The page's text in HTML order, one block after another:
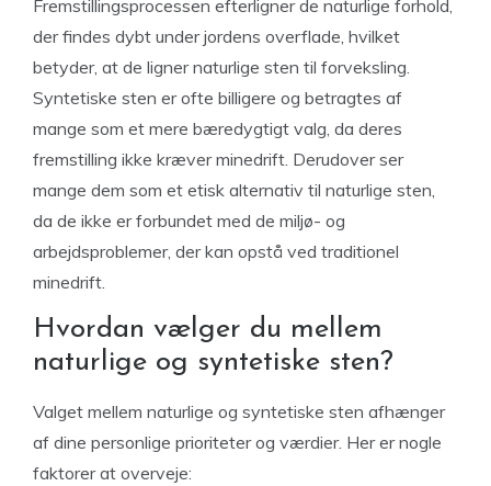
Fremstillingsprocessen efterligner de naturlige forhold,
der findes dybt under jordens overflade, hvilket
betyder, at de ligner naturlige sten til forveksling.
Syntetiske sten er ofte billigere og betragtes af
mange som et mere bæredygtigt valg, da deres
fremstilling ikke kræver minedrift. Derudover ser
mange dem som et etisk alternativ til naturlige sten,
da de ikke er forbundet med de miljø- og
arbejdsproblemer, der kan opstå ved traditionel
minedrift.
Hvordan vælger du mellem
naturlige og syntetiske sten?
Valget mellem naturlige og syntetiske sten afhænger
af dine personlige prioriteter og værdier. Her er nogle
faktorer at overveje: